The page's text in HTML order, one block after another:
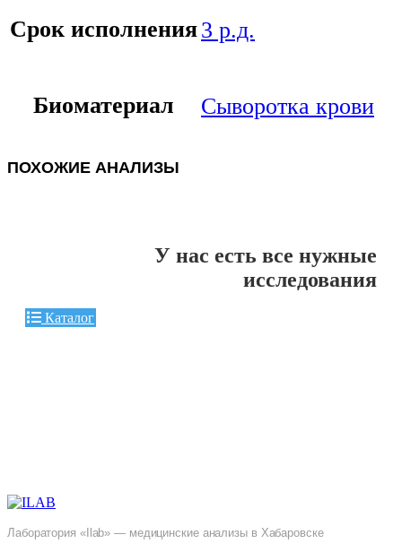
Срок исполнения3 р.д.
Биоматериал Сыворотка крови
ПОХОЖИЕ АНАЛИЗЫ
У нас есть все нужные
исследования
Каталог
Лаборатория «Ilab» — медицинские анализы в Хабаровске